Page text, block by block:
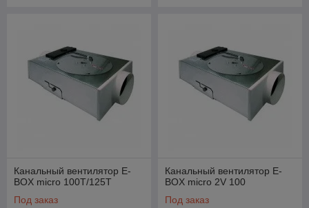
Канальный вентилятор E-
BOX micro 100Т/125Т
Под заказ
Канальный вентилятор E-
BOX micro 2V 100
Под заказ